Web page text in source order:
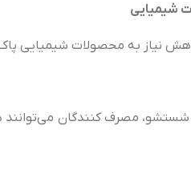
شیمیایی
نیاز به محصولات شیمیایی
شستشو، مصرف کنندگان